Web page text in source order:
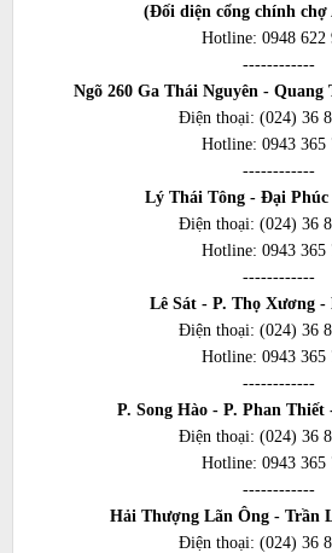
(Đối diện cổng chính chợ
Hotline: 0948 622
------------
Ngõ 260 Ga Thái Nguyên - Quang
Điện thoại: (024) 36
Hotline: 0943 365
------------
Lý Thái Tông - Đại Phúc
Điện thoại: (024) 36
Hotline: 0943 365
------------
Lê Sát - P. Thọ Xương -
Điện thoại: (024) 36
Hotline: 0943 365
------------
P. Song Hào - P. Phan Thiết
Điện thoại: (024) 36
Hotline: 0943 365
------------
Hải Thượng Lãn Ông - Trần
Điện thoại: (024) 36